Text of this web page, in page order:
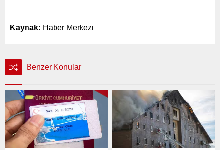
Kaynak: Haber Merkezi
Benzer Konular